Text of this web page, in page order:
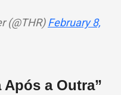
(@THR)February 8,
Após a Outra”